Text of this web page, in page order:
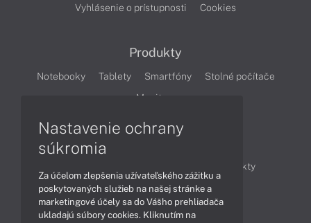
Vyhlásenie o prístupnosti
Cookies
Produkty
Notebooky Tablety Smartfóny
Stolné počítače
Monitory
Produkty
Technológie
Videá
Nastavenie ochrany
súkromia
Za účelom zlepšenia užívateľského zážitku a
poskytovaných služieb na našej stránke a
marketingové účely sa do Vášho prehliadača
ukladajú súbory cookies. Kliknutím na